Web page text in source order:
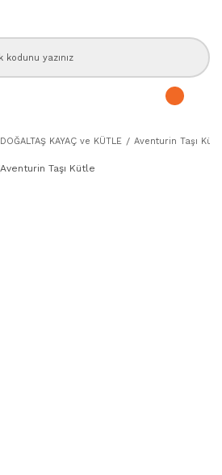
DOĞALTAŞ KAYAÇ ve KÜTLE Aventurin Taşı